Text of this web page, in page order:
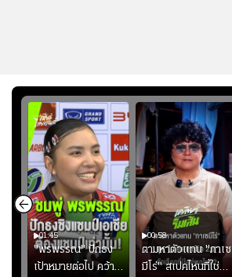
01:45
"พรพรรณ" ปักธง
เป้าหมายต่อไป คว้า
00:58
ตามหาตัวแทน "กาเซ
มีโร่" สเปคไหนที่ใช่